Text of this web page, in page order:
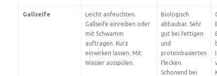
Gallseife
Leicht anfeuchten.
Gallseife einreiben oder
mit Schwamm
auftragen. Kurz
einwirken lassen. Mit
Wasser ausspülen.
Biologisch
abbaubar. Sehr
gut bei fettigen
und
proteinbasierten
Flecken.
Schonend bei